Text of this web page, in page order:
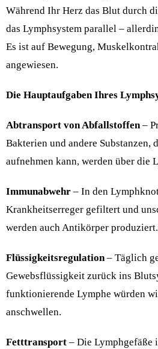
Während Ihr Herz das Blut durch
das Lymphsystem parallel –
Es ist auf Bewegung,
angewiesen.
Die Hauptaufgaben Ihres
Abtransport von Abfallstoffen–
Bakterien und andere Substanzen,
aufnehmen kann, werden über die
Immunabwehr – In den
Krankheitserreger gefiltert und
werden auch Antikörper produziert.
Flüssigkeitsregulation– Täglich
Gewebsflüssigkeit zurück ins
funktionierende Lymphe würden
anschwellen.
Fetttransport – Die Lymphgefäße